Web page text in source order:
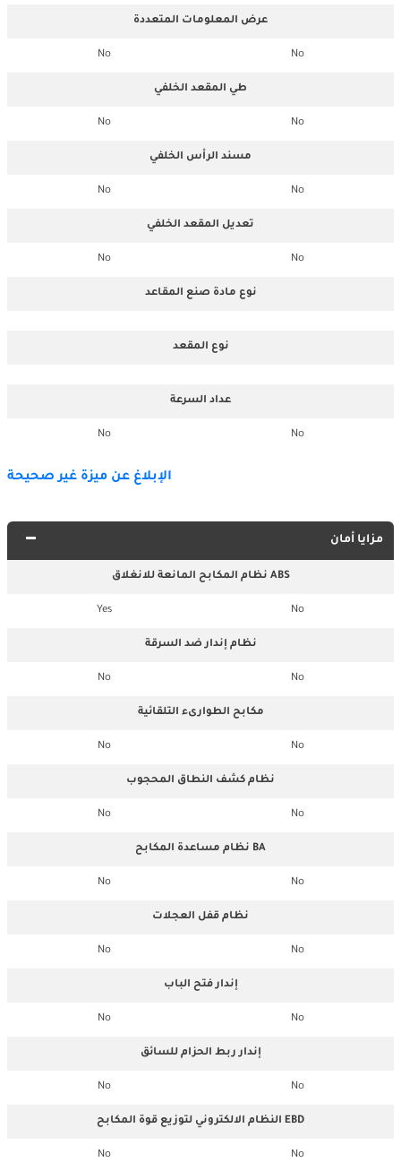
عرض المعلومات المتعددة
No
No
طي المقعد الخلفي
No
No
مسند الرأس الخلفي
No
No
تعديل المقعد الخلفي
No
No
نوع مادة صنع المقاعد
نوع المقعد
عداد السرعة
No
No
الإبلاغ عن ميزة غير صحيحة
مزايا أمان
نظام المكابح المانعة للانغلاق ABS
No
Yes
نظام إندار ضد السرقة
No
No
مكابح الطوارىء التلقائية
No
No
نظام كشف النطاق المحجوب
No
No
نظام مساعدة المكابح BA
No
No
نظام قفل العجلات
No
No
إندار فتح الباب
No
No
إندار ربط الحزام للسائق
No
No
النظام الالكتروني لتوزيع قوة المكابح EBD
No
No